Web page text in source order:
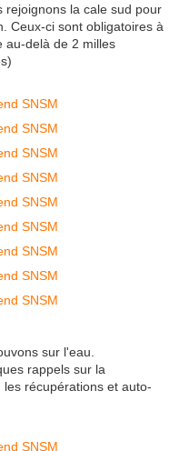
rejoignons la cale sud pour
Ceux-ci sont obligatoires à
au-delà de 2 milles
sur l'eau.
rappels sur la
récupérations et auto-